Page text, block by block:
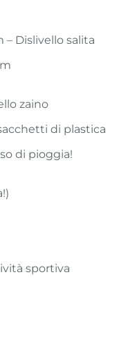
– Dislivello salita
zaino
di plastica
di pioggia!
sportiva